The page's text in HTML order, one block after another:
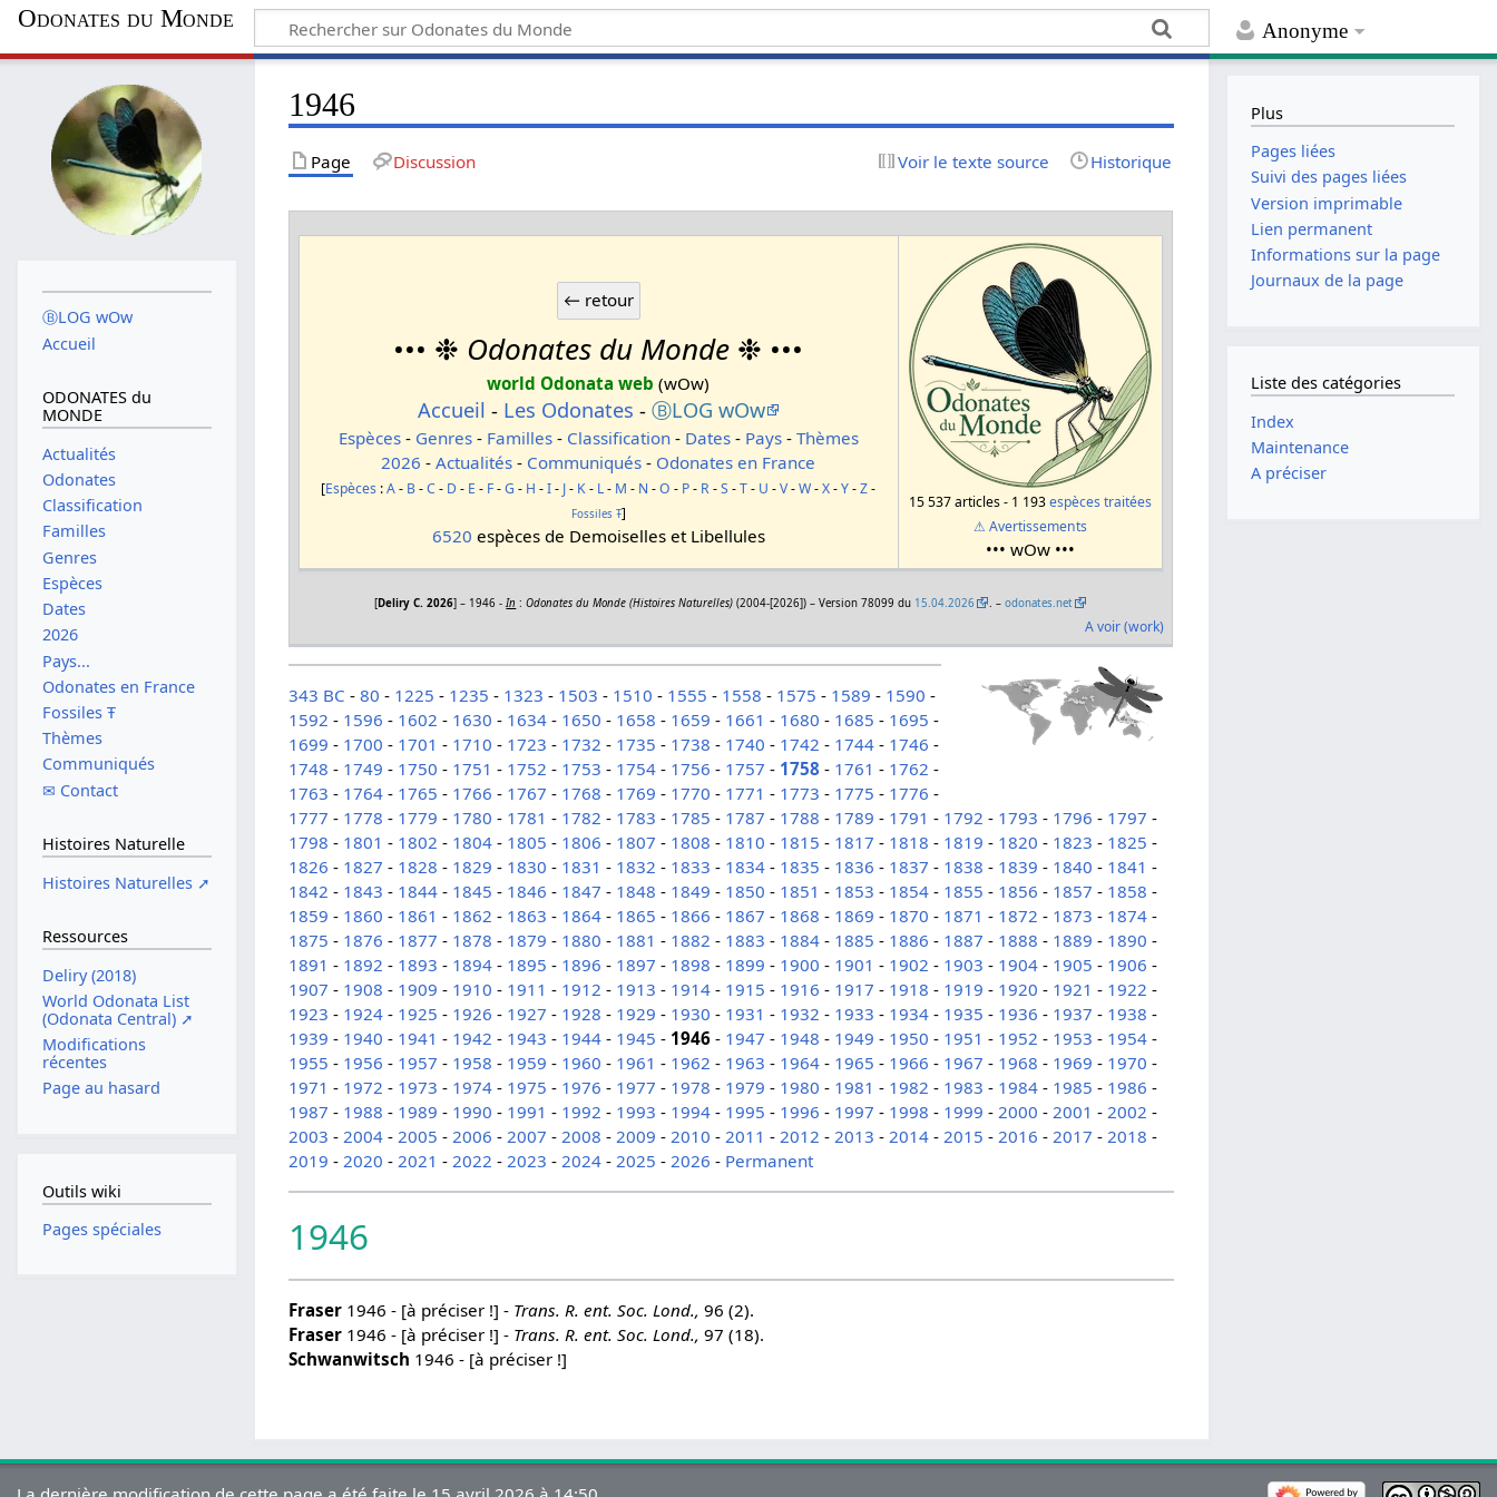
Anonyme
Odonates du Monde
1946
Page Discussion Voir le texte source Historique
••• ❉ Odonates du Monde ❉ •••
world Odonata web (wOw)
Accueil - Les Odonates - ⒷLOG wOw
Espèces- Genres- Familles- Classification- Dates- Pays- Thèmes
2026 -Actualités - Communiqués - Odonates en France
[Espèces :A- B-C- D - E - F-G - H -I- J- K- L- M - N -O - P- R-S -T- U -V-W-X-Y-Z-
Fossiles Ŧ]
6520 espèces de Demoiselles et Libellules
15 537 articles - 1 193espèces traitées
⚠ Avertissements
••• wOw •••
[Deliry C. 2026] – 1946 -In :Odonates du Monde (Histoires Naturelles) (2004-[2026]) – Version 78099 du 15.04.2026 . –odonates.net
A voir (work)
343 BC -80 - 1225 - 1235 - 1323 - 1503 - 1510 - 1555 - 1558 - 1575 - 1589 - 1590 -
1592 - 1596 - 1602 - 1630 - 1634 - 1650 - 1658 - 1659 - 1661 - 1680 - 1685 - 1695 -
1699 - 1700 - 1701 - 1710 - 1723 - 1732 - 1735 - 1738 - 1740 - 1742 - 1744 - 1746 -
1748 - 1749 - 1750 - 1751 - 1752 - 1753 - 1754 - 1756 - 1757 - 1758 - 1761 - 1762 -
1763 - 1764 - 1765 - 1766 - 1767 - 1768 - 1769 - 1770 - 1771 - 1773 - 1775 - 1776 -
1777 - 1778 - 1779 - 1780 - 1781 - 1782 - 1783 - 1785 - 1787 - 1788 - 1789 - 1791 - 1792 - 1793 - 1796 - 1797 -
1798 - 1801 - 1802 - 1804 - 1805 - 1806 - 1807 - 1808 - 1810 - 1815 - 1817 - 1818 - 1819 - 1820 - 1823 - 1825 -
1826 - 1827 - 1828 - 1829 - 1830 - 1831 - 1832 - 1833 - 1834 - 1835 - 1836 - 1837 - 1838 - 1839 - 1840 - 1841 -
1842 - 1843 - 1844 - 1845 - 1846 - 1847 - 1848 - 1849 - 1850 - 1851 - 1853 - 1854 - 1855 - 1856 - 1857 - 1858 -
1859 - 1860 - 1861 - 1862 - 1863 - 1864 - 1865 - 1866 - 1867 - 1868 - 1869 - 1870 - 1871 - 1872 - 1873 - 1874 -
1875 - 1876 - 1877 - 1878 - 1879 - 1880 - 1881 - 1882 - 1883 - 1884 - 1885 - 1886 - 1887 - 1888 - 1889 - 1890 -
1891 - 1892 - 1893 - 1894 - 1895 - 1896 - 1897 - 1898 - 1899 - 1900 - 1901 - 1902 - 1903 - 1904 - 1905 - 1906 -
1907 - 1908 - 1909 - 1910 - 1911 - 1912 - 1913 - 1914 - 1915 - 1916 - 1917 - 1918 - 1919 - 1920 - 1921 - 1922 -
1923 - 1924 - 1925 - 1926 - 1927 - 1928 - 1929 - 1930 - 1931 - 1932 - 1933 - 1934 - 1935 - 1936 - 1937 - 1938 -
1939 - 1940 - 1941 - 1942 - 1943 - 1944 - 1945 - 1946 - 1947 - 1948 - 1949 - 1950 - 1951 - 1952 - 1953 - 1954 -
1955 - 1956 - 1957 - 1958 - 1959 - 1960 - 1961 - 1962 - 1963 - 1964 - 1965 - 1966 - 1967 - 1968 - 1969 - 1970 -
1971 - 1972 - 1973 - 1974 - 1975 - 1976 - 1977 - 1978 - 1979 - 1980 - 1981 - 1982 - 1983 - 1984 - 1985 - 1986 -
1987 - 1988 - 1989 - 1990 - 1991 - 1992 - 1993 - 1994 - 1995 - 1996 - 1997 - 1998 - 1999 -2000 -2001 -2002 -
2003 -2004 -2005 -2006 -2007 -2008 -2009 -2010 -2011 -2012 -2013 -2014 -2015 -2016 -2017 -2018 -
2019 -2020 -2021 -2022 -2023 -2024 -2025 -2026 - Permanent
1946
Fraser 1946 - [à préciser !] - Trans. R. ent. Soc. Lond., 96 (2).
Fraser 1946 - [à préciser !] - Trans. R. ent. Soc. Lond., 97 (18).
Schwanwitsch 1946 - [à préciser !]
ⒷLOG wOw
Accueil
ODONATES du
MONDE
Actualités
Odonates
Classification
Familles
Genres
Espèces
Dates
2026
Pays...
Odonates en France
Fossiles Ŧ
Thèmes
Communiqués
✉ Contact
Histoires Naturelle
Histoires Naturelles ➚
Ressources
Deliry (2018)
World Odonata List
(Odonata Central) ➚
Modifications
récentes
Page au hasard
Outils wiki
Pages spéciales
Plus
Pages liées
Suivi des pages liées
Version imprimable
Lien permanent
Informations sur la page
Journaux de la page
Liste des catégories
Index
Maintenance
A préciser